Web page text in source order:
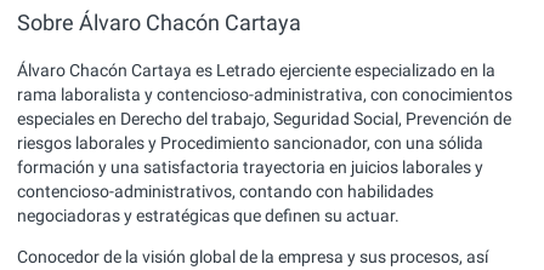
Sobre Álvaro Chacón Cartaya
Álvaro Chacón Cartaya es Letrado ejerciente especializado en la
rama laboralista y contencioso-administrativa, con conocimientos
especiales en Derecho del trabajo, Seguridad Social, Prevención de
riesgos laborales y Procedimiento sancionador, con una sólida
formación y una satisfactoria trayectoria en juicios laborales y
contencioso-administrativos, contando con habilidades
negociadoras y estratégicas que definen su actuar.
Conocedor de la visión global de la empresa y sus procesos, así